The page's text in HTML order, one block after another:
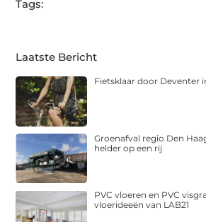
Tags:
Laatste Bericht
Fietsklaar door Deventer
Groenafval regio Den
helder op een rij
PVC vloeren en PVC
vloerideeën van LAB21